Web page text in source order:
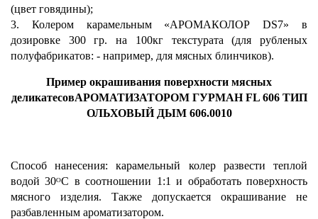
(цвет говядины);
3. Колером карамельным «АРОМАКОЛОР DS7» в
дозировке 300 гр. на 100кг текстурата (для рубленых
полуфабрикатов: - например, для мясных блинчиков).
Пример окрашивания поверхности мясных
деликатесовАРОМАТИЗАТОРОМ ГУРМАН FL 606 ТИП
ОЛЬХОВЫЙ ДЫМ 606.0010
Способ нанесения: карамельный колер развести теплой
водой 30ᴼС в соотношении 1:1 и обработать поверхность
мясного изделия. Также допускается окрашивание не
разбавленным ароматизатором.